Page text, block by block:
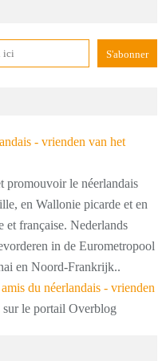
promouvoir le néerlandais
en Wallonie picarde et en
et française. Nederlands
in de Eurometropool
en Noord-Frankrijk..
du néerlandais - vrienden
sur le portail Overblog